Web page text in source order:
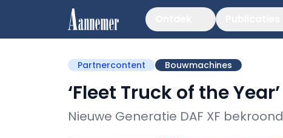
Partnercontent Bouwmachines
‘Fleet Truck of the Year’
Nieuwe Generatie DAF XF bekroond